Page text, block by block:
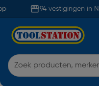
94 vestigingen in